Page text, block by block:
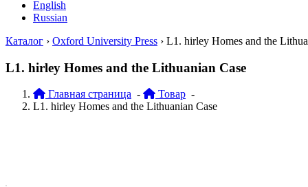
English
Russian
Каталог › Oxford University Press › L1. hirley Homes and the
L1. hirley Homes and the Lithuanian Case
Главная страница - Товар -
L1. hirley Homes and the Lithuanian Case